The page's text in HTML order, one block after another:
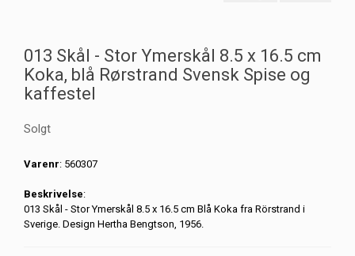
013 Skål - Stor Ymerskål 8.5 x 16.5 cm
Koka, blå Rørstrand Svensk Spise og
kaffestel
Solgt
Varenr: 560307
Beskrivelse:
013 Skål - Stor Ymerskål 8.5 x 16.5 cm Blå Koka fra Rörstrand i
Sverige. Design Hertha Bengtson, 1956.